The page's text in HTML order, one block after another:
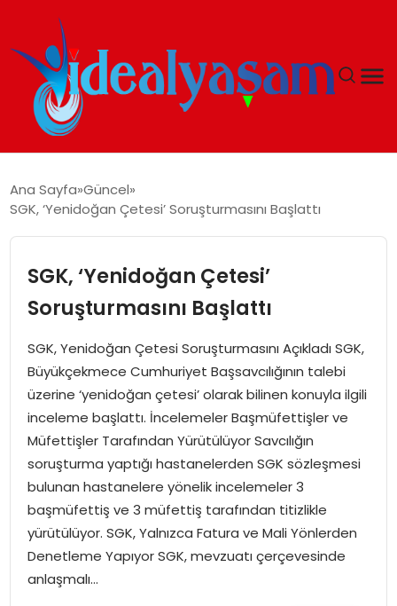
GÜNDEM
EKONOMI
İDEAL YAŞAM
İDEAL SPOR
YAŞAM
MAGAZIN
SAĞLIK
SOSYAL HABER
Ana Sayfa Güncel
SGK, ‘Yenidoğan Çetesi’ Soruşturmasını Başlattı
SGK, ‘Yenidoğan Çetesi’
Soruşturmasını Başlattı
SGK, Yenidoğan Çetesi Soruşturmasını Açıkladı SGK,
Büyükçekmece Cumhuriyet Başsavcılığının talebi
üzerine ‘yenidoğan çetesi’ olarak bilinen konuyla ilgili
inceleme başlattı. İncelemeler Başmüfettişler ve
Müfettişler Tarafından Yürütülüyor Savcılığın
soruşturma yaptığı hastanelerden SGK sözleşmesi
bulunan hastanelere yönelik incelemeler 3
başmüfettiş ve 3 müfettiş tarafından titizlikle
yürütülüyor. SGK, Yalnızca Fatura ve Mali Yönlerden
Denetleme Yapıyor SGK, mevzuatı çerçevesinde
anlaşmalı…